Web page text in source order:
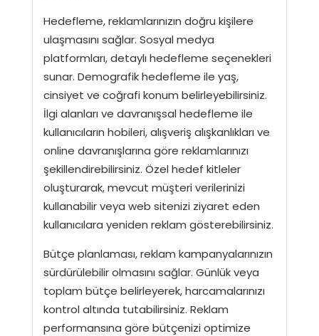
Hedefleme, reklamlarınızın doğru kişilere
ulaşmasını sağlar. Sosyal medya
platformları, detaylı hedefleme seçenekleri
sunar. Demografik hedefleme ile yaş,
cinsiyet ve coğrafi konum belirleyebilirsiniz.
İlgi alanları ve davranışsal hedefleme ile
kullanıcıların hobileri, alışveriş alışkanlıkları ve
online davranışlarına göre reklamlarınızı
şekillendirebilirsiniz. Özel hedef kitleler
oluşturarak, mevcut müşteri verilerinizi
kullanabilir veya web sitenizi ziyaret eden
kullanıcılara yeniden reklam gösterebilirsiniz.
Bütçe planlaması, reklam kampanyalarınızın
sürdürülebilir olmasını sağlar. Günlük veya
toplam bütçe belirleyerek, harcamalarınızı
kontrol altında tutabilirsiniz. Reklam
performansına göre bütçenizi optimize